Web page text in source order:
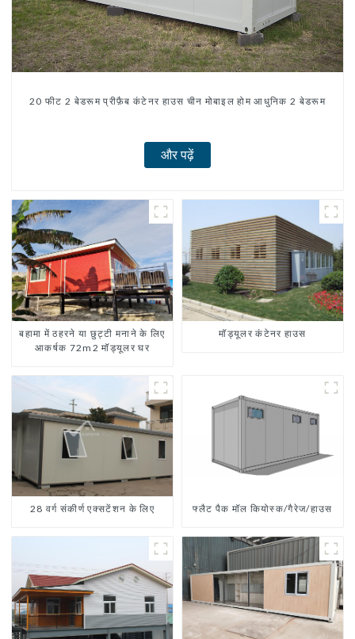
20 फीट 2 बेडरूम प्रीफ़ैब कंटेनर हाउस चीन मोबाइल होम आधुनिक 2 बेडरूम
और पढ़ें
बहामा में ठहरने या छुट्टी मनाने के लिए
आकर्षक 72m2 मॉड्यूलर घर
मॉड्यूलर कंटेनर हाउस
28 वर्ग संकीर्ण एक्सटेंशन के लिए फ्लैट पैक मॉल कियोस्क/गैरेज/हाउस